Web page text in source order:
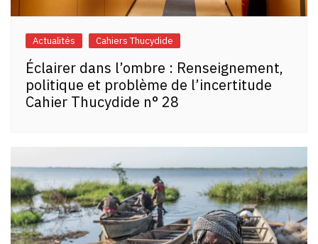
Actualités Cahiers Thucydide
Éclairer dans l’ombre : Renseignement,
politique et problème de l’incertitude
Cahier Thucydide n° 28